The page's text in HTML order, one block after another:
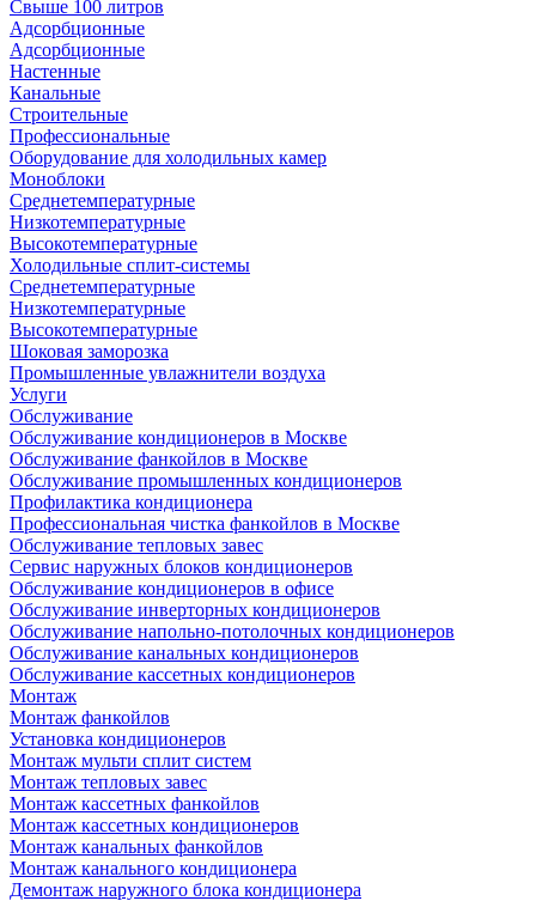
Свыше 100 литров
Адсорбционные
Адсорбционные
Настенные
Канальные
Строительные
Профессиональные
Оборудование для холодильных камер
Моноблоки
Среднетемпературные
Низкотемпературные
Высокотемпературные
Холодильные сплит-системы
Среднетемпературные
Низкотемпературные
Высокотемпературные
Шоковая заморозка
Промышленные увлажнители воздуха
Услуги
Обслуживание
Обслуживание кондиционеров в Москве
Обслуживание фанкойлов в Москве
Обслуживание промышленных кондиционеров
Профилактика кондиционера
Профессиональная чистка фанкойлов в Москве
Обслуживание тепловых завес
Сервис наружных блоков кондиционеров
Обслуживание кондиционеров в офисе
Обслуживание инверторных кондиционеров
Обслуживание напольно-потолочных кондиционеров
Обслуживание канальных кондиционеров
Обслуживание кассетных кондиционеров
Монтаж
Монтаж фанкойлов
Установка кондиционеров
Монтаж мульти сплит систем
Монтаж тепловых завес
Монтаж кассетных фанкойлов
Монтаж кассетных кондиционеров
Монтаж канальных фанкойлов
Монтаж канального кондиционера
Демонтаж наружного блока кондиционера